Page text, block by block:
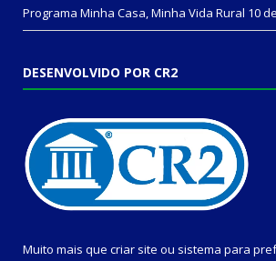
Programa Minha Casa, Minha Vida Rural 10
DESENVOLVIDO POR CR2
Muito mais que criar site ou sistema para